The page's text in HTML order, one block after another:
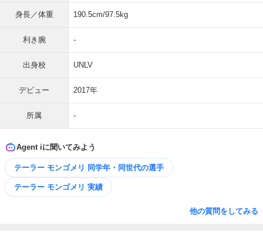
身長／体重 190.5cm/97.5kg
利き腕 -
出身校 UNLV
デビュー 2017年
所属 -
Agent iに聞いてみよう
テーラー モンゴメリ 同学年・同世代の選手
テーラー モンゴメリ 実績
他の質問をしてみる